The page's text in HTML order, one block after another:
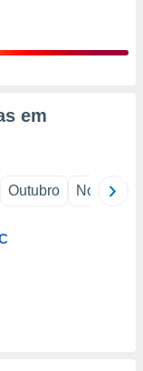
em
Outubro Novembro